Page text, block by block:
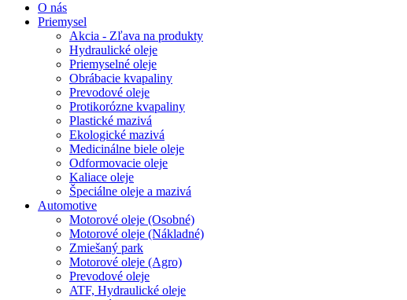
O nás
Priemysel
Akcia - Zľava na produkty
Hydraulické oleje
Priemyselné oleje
Obrábacie kvapaliny
Prevodové oleje
Protikorózne kvapaliny
Plastické mazivá
Ekologické mazivá
Medicinálne biele oleje
Odformovacie oleje
Kaliace oleje
Špeciálne oleje a mazivá
Automotive
Motorové oleje (Osobné)
Motorové oleje (Nákladné)
Zmiešaný park
Motorové oleje (Agro)
Prevodové oleje
ATF, Hydraulické oleje